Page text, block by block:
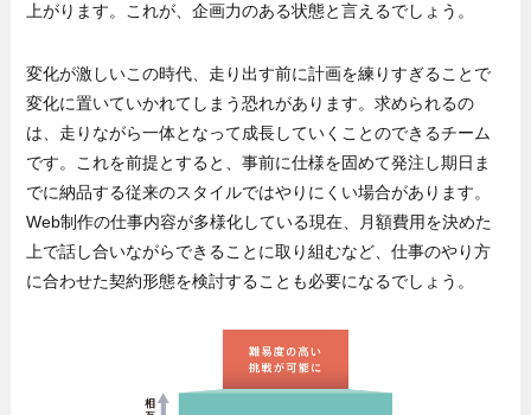
上がります。これが、企画力のある状態と言えるでしょう。
変化が激しいこの時代、走り出す前に計画を練りすぎることで
変化に置いていかれてしまう恐れがあります。求められるの
は、走りながら一体となって成長していくことのできるチーム
です。これを前提とすると、事前に仕様を固めて発注し期日ま
でに納品する従来のスタイルではやりにくい場合があります。
Web制作の仕事内容が多様化している現在、月額費用を決めた
上で話し合いながらできることに取り組むなど、仕事のやり方
に合わせた契約形態を検討することも必要になるでしょう。